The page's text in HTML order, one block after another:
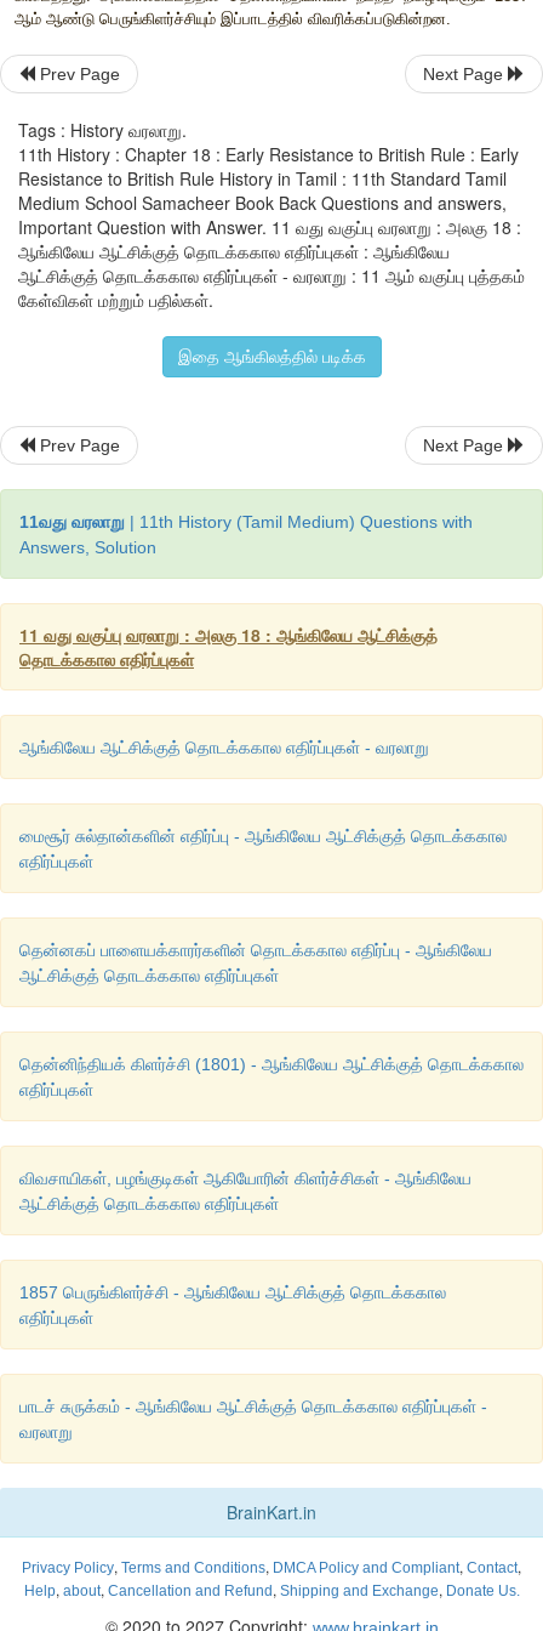
தொடர்ச்சியான பல கிளர்ச்சிகளுக்கு வழிவகுத்தன.அவர்களால்
நீக்கப்பட்ட
அவர்களின்
ஆட்சிப்பகுதியிலிருந்து
ஜமீன்தார்கள்,
ஆரம்பநிலை
எதிர்ப்பு என்று குறிப்பிடுகிறார்கள் .
விவசாயிகள்,பழங்குடிகள் ஆகியோரின்
எழுச்சியும்
கிளர்ச்சிகளையொட்டித்
தோன்றின.வேளாண் உறவுகளிலும்
முறையிலும்,நீதி நிர்வாகத்திலும் ஆங்கிலேயர் செய்த மிக
பற்றி
முந்தைய பாடம் விரிவாகக் கூறியுள்ளது.
பொருளாதார அமைப்பில் பெரும் சிக்கல்களை ஏற்படுத்தின.
பிரிவுகளைச்
சார்ந்த
ஆட்சியாளர்கள் கலகத்தில்
கைவினைஞர்கள் ஆகியோரின்
ஆம் ஆண்டு பெருங்கிளர்ச்சியும்
Prev Page Next Page
Tags : History வரலாறு.
11th History : Chapter 18 : Early Resistance to British Rule : Early
Resistance to British Rule History in Tamil : 11th Standard Tamil
Medium School Samacheer Book Back Questions and answers,
Important Question with Answer. 11 வது வகுப்பு வரலாறு : அலகு 18 :
ஆங்கிலேய ஆட்சிக்குத் தொடக்ககால எதிர்ப்புகள் : ஆங்கிலேய
ஆட்சிக்குத் தொடக்ககால எதிர்ப்புகள் - வரலாறு : 11 ஆம் வகுப்பு புத்தகம்
கேள்விகள் மற்றும் பதில்கள்.
இதை ஆங்கிலத்தில் படிக்க
Prev Page Next Page
11வது வரலாறு | 11th History (Tamil Medium) Questions with
Answers, Solution
11 வது வகுப்பு வரலாறு : அலகு 18 : ஆங்கிலேய ஆட்சிக்குத்
தொடக்ககால எதிர்ப்புகள்
ஆங்கிலேய ஆட்சிக்குத் தொடக்ககால எதிர்ப்புகள் - வரலாறு
மைசூர் சுல்தான்களின் எதிர்ப்பு - ஆங்கிலேய ஆட்சிக்குத் தொடக்ககால
எதிர்ப்புகள்
தென்னகப் பாளையக்காரர்களின் தொடக்ககால எதிர்ப்பு - ஆங்கிலேய
ஆட்சிக்குத் தொடக்ககால எதிர்ப்புகள்
தென்னிந்தியக் கிளர்ச்சி (1801) - ஆங்கிலேய ஆட்சிக்குத் தொடக்ககால
எதிர்ப்புகள்
விவசாயிகள், பழங்குடிகள் ஆகியோரின் கிளர்ச்சிகள் - ஆங்கிலேய
ஆட்சிக்குத் தொடக்ககால எதிர்ப்புகள்
1857 பெருங்கிளர்ச்சி - ஆங்கிலேய ஆட்சிக்குத் தொடக்ககால
எதிர்ப்புகள்
பாடச் சுருக்கம் - ஆங்கிலேய ஆட்சிக்குத் தொடக்ககால எதிர்ப்புகள் -
வரலாறு
BrainKart.in
Privacy Policy, Terms and Conditions, DMCA Policy and Compliant, Contact,
Help, about, Cancellation and Refund , Shipping and Exchange, Donate Us.